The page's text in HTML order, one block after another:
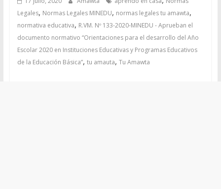
Legales, Normas Legales MINEDU, normas legales tu amawta,
normativa educativa, R.VM. Nº 133-2020-MINEDU - Aprueban el
documento normativo “Orientaciones para el desarrollo del Año
Escolar 2020 en Instituciones Educativas y Programas Educativos
de la Educación Básica”, tu amauta, Tu Amawta